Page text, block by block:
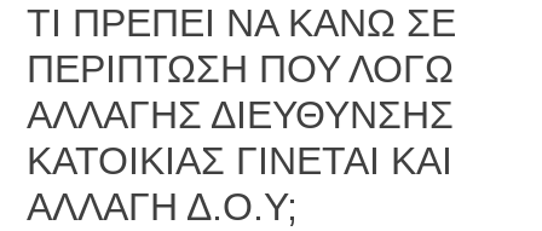
ΤΙ ΠΡΕΠΕΙ ΝΑ ΚΑΝΩ ΣΕ
ΠΕΡΙΠΤΩΣΗ ΠΟΥ ΛΟΓΩ
ΑΛΛΑΓΗΣ ΔΙΕΥΘΥΝΣΗΣ
ΚΑΤΟΙΚΙΑΣ ΓΙΝΕΤΑΙ ΚΑΙ
ΑΛΛΑΓΗ Δ.Ο.Υ;